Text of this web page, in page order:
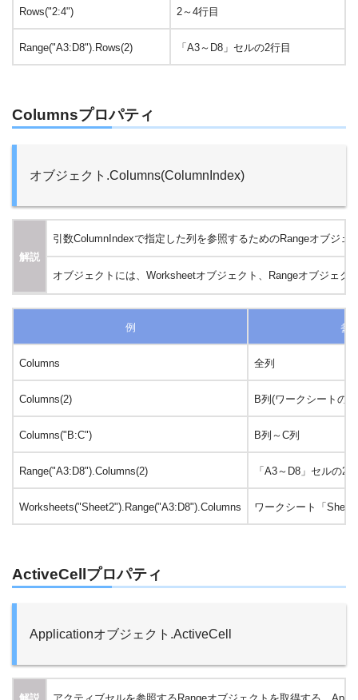
Rows("2:4") 2～4行目
Range("A3:D8").Rows(2) 「A3～D8」セルの2行目
Columnsプロパティ
オブジェクト.Columns(ColumnIndex)
解説
引数ColumnIndexで指定した列を参照するためのRangeオブジェ
オブジェクトには、Worksheetオブジェクト、Rangeオブジェ
例 参
Columns 全列
Columns(2) B列(ワークシートの2
Columns("B:C") B列～C列
Range("A3:D8"). Columns(2) 「A3～D8」セルの2
Worksheets("Sheet2").Range("A3:D8"). Columns ワークシート「
ActiveCellプロパティ
Applicationオブジェクト.ActiveCell